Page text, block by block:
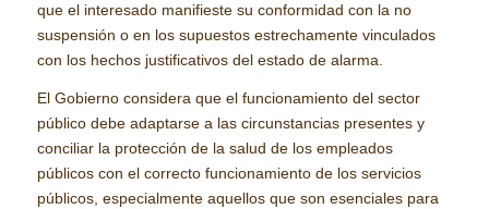
que el interesado manifieste su conformidad con la no
suspensión o en los supuestos estrechamente vinculados
con los hechos justificativos del estado de alarma.
El Gobierno considera que el funcionamiento del sector
público debe adaptarse a las circunstancias presentes y
conciliar la protección de la salud de los empleados
públicos con el correcto funcionamiento de los servicios
públicos, especialmente aquellos que son esenciales para